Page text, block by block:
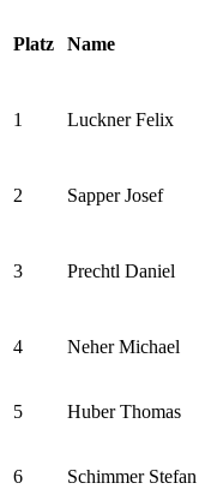
Platz Name
1 Luckner Felix
2 Sapper Josef
3 Prechtl Daniel
4 Neher Michael
5 Huber Thomas
6 Schimmer Stefan